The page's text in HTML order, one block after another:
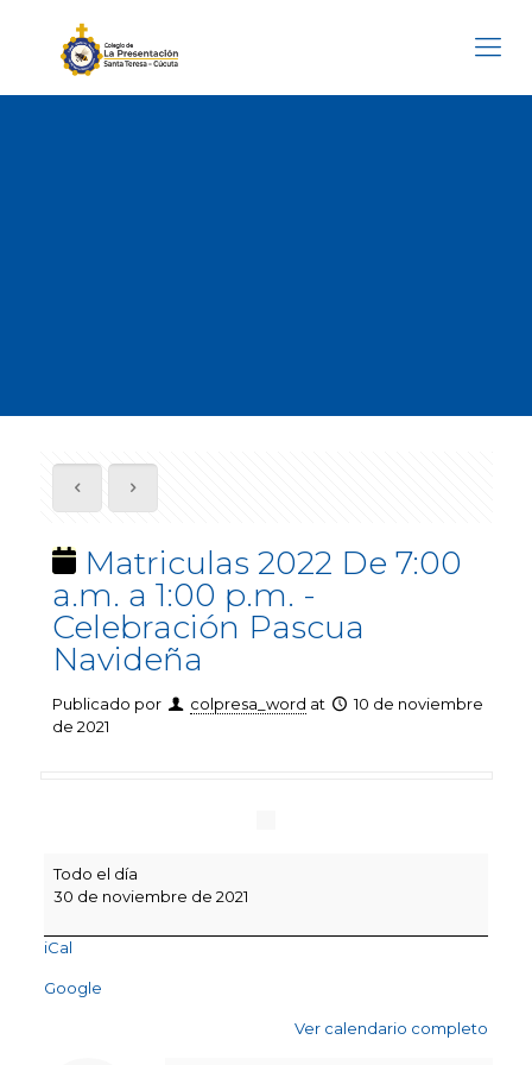
Matriculas 2022 De 7:00
a.m. a 1:00 p.m. -
Celebración Pascua
Navideña
Publicado por colpresa_word at
10 de noviembre
de 2021
2022
De
a.m.
1:00
Todo el día
30 de noviembre de 2021
iCal
Google
Ver calendario completo